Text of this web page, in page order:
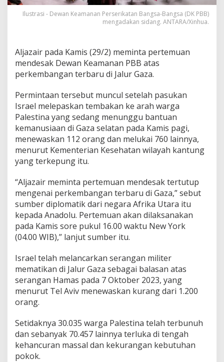
Ilustrasi - Dewan Keamanan Perserikatan Bangsa-Bangsa (DK PBB)
mengadakan sidang. ANTARA/Xinhua.
Aljazair pada Kamis (29/2) meminta pertemuan
mendesak Dewan Keamanan PBB atas
perkembangan terbaru di Jalur Gaza.
Permintaan tersebut muncul setelah pasukan
Israel melepaskan tembakan ke arah warga
Palestina yang sedang menunggu bantuan
kemanusiaan di Gaza selatan pada Kamis pagi,
menewaskan 112 orang dan melukai 760 lainnya,
menurut Kementerian Kesehatan wilayah kantung
yang terkepung itu.
“Aljazair meminta pertemuan mendesak tertutup
mengenai perkembangan terbaru di Gaza,” sebut
sumber diplomatik dari negara Afrika Utara itu
kepada Anadolu. Pertemuan akan dilaksanakan
pada Kamis sore pukul 16.00 waktu New York
(04.00 WIB),” lanjut sumber itu.
Israel telah melancarkan serangan militer
mematikan di Jalur Gaza sebagai balasan atas
serangan Hamas pada 7 Oktober 2023, yang
menurut Tel Aviv menewaskan kurang dari 1.200
orang.
Setidaknya 30.035 warga Palestina telah terbunuh
dan sebanyak 70.457 lainnya terluka di tengah
kehancuran massal dan kekurangan kebutuhan
pokok.